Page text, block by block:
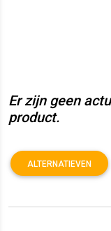
Er zijn geen
product.
ALTERNATIEVEN